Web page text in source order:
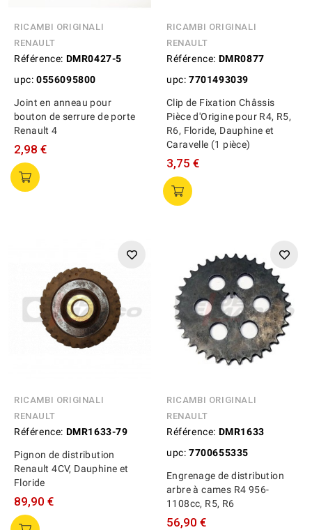
RICAMBI ORIGINALI
RENAULT
Référence: DMR0427-5
upc: 0556095800
Joint en anneau pour
bouton de serrure de porte
Renault 4
2,98 €
RICAMBI ORIGINALI
RENAULT
Référence: DMR0877
upc: 7701493039
Clip de Fixation Châssis
Pièce d'Origine pour R4, R5,
R6, Floride, Dauphine et
Caravelle (1 pièce)
3,75 €
RICAMBI ORIGINALI
RENAULT
Référence: DMR1633-79
Pignon de distribution
Renault 4CV, Dauphine et
Floride
89,90 €
RICAMBI ORIGINALI
RENAULT
Référence: DMR1633
upc: 7700655335
Engrenage de distribution
arbre à cames R4 956-
1108cc, R5, R6
56,90 €